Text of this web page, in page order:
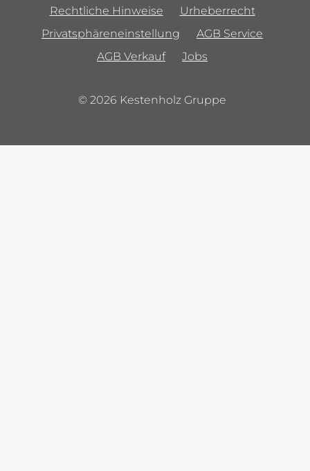
Rechtliche Hinweise
Urheberrecht
Privatsphäreneinstellung
AGB Service
AGB Verkauf
Jobs
© 2026 Kestenholz Gruppe